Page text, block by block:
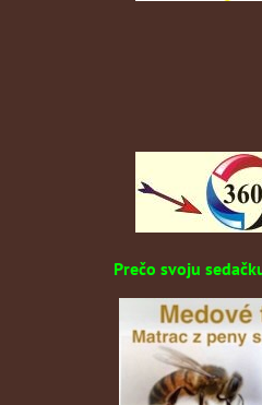
Prečo svoju